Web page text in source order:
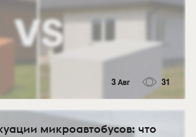
3 Авг 31
микроавтобусов: что